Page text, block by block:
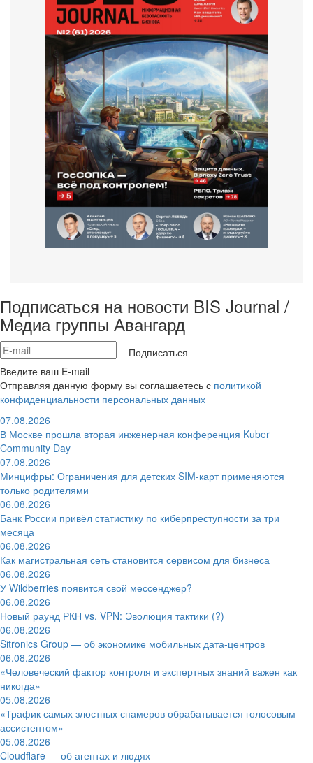
Подписаться на новости BIS Journal /
Медиа группы Авангард
Подписаться
Введите ваш E-mail
Отправляя данную форму вы соглашаетесь с политикой
конфиденциальности персональных данных
07.08.2026
В Москве прошла вторая инженерная конференция Kuber
Community Day
07.08.2026
Минцифры: Ограничения для детских SIM-карт применяются
только родителями
06.08.2026
Банк России привёл статистику по киберпреступности за три
месяца
06.08.2026
Как магистральная сеть становится сервисом для бизнеса
06.08.2026
У Wildberries появится свой мессенджер?
06.08.2026
Новый раунд РКН vs. VPN: Эволюция тактики (?)
06.08.2026
Sitronics Group — об экономике мобильных дата-центров
06.08.2026
«Человеческий фактор контроля и экспертных знаний важен как
никогда»
05.08.2026
«Трафик самых злостных спамеров обрабатывается голосовым
ассистентом»
05.08.2026
Cloudflare — об агентах и людях